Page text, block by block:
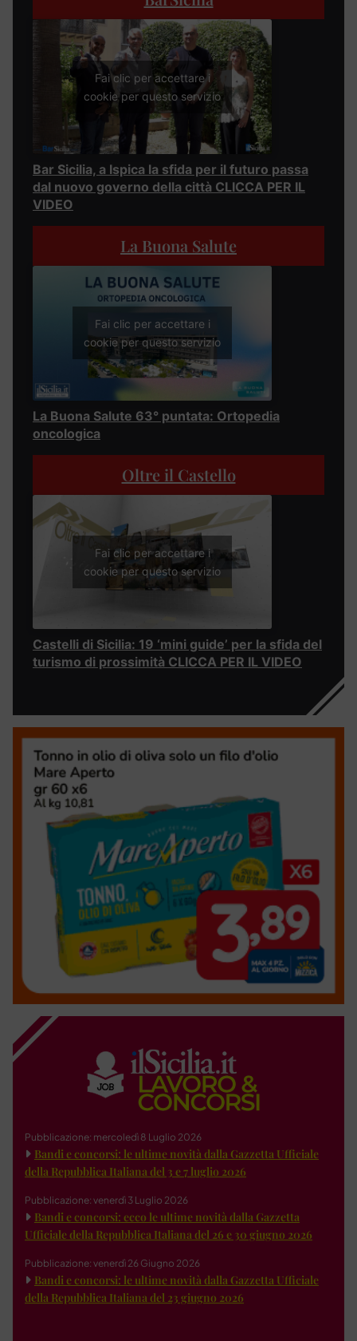
Fai clic per accettare i
cookie per questo servizio
Bar Sicilia, a Ispica la sfida per il futuro passa
dal nuovo governo della città CLICCA PER IL
VIDEO
La Buona Salute
Fai clic per accettare i
cookie per questo servizio
La Buona Salute 63° puntata: Ortopedia
oncologica
Oltre il Castello
Fai clic per accettare i
cookie per questo servizio
Castelli di Sicilia: 19 ‘mini guide’ per la sfida del
turismo di prossimità CLICCA PER IL VIDEO
Pubblicazione: mercoledì 8 Luglio 2026
Bandi e concorsi: le ultime novità dalla Gazzetta Ufficiale
della Repubblica Italiana del 3 e 7 luglio 2026
Pubblicazione: venerdì 3 Luglio 2026
Bandi e concorsi: ecco le ultime novità dalla Gazzetta
Ufficiale della Repubblica Italiana del 26 e 30 giugno 2026
Pubblicazione: venerdì 26 Giugno 2026
Bandi e concorsi: le ultime novità dalla Gazzetta Ufficiale
della Repubblica Italiana del 23 giugno 2026